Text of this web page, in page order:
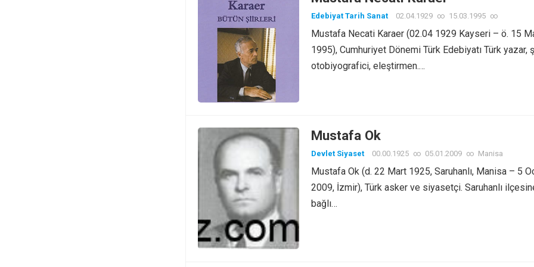
Edebiyat Tarih Sanat 02.04.1929 ∞ 15.03.1995 ∞
Mustafa Necati Karaer (02.04 1929 Kayseri – ö. 15
1995), Cumhuriyet Dönemi Türk Edebiyatı Türk yazar,
otobiyografici, eleştirmen.…
Mustafa Ok
Devlet Siyaset 00.00.1925 ∞ 05.01.2009 ∞ Manisa
Mustafa Ok (d. 22 Mart 1925, Saruhanlı, Manisa – 5
2009, İzmir), Türk asker ve siyasetçi. Saruhanlı
bağlı…